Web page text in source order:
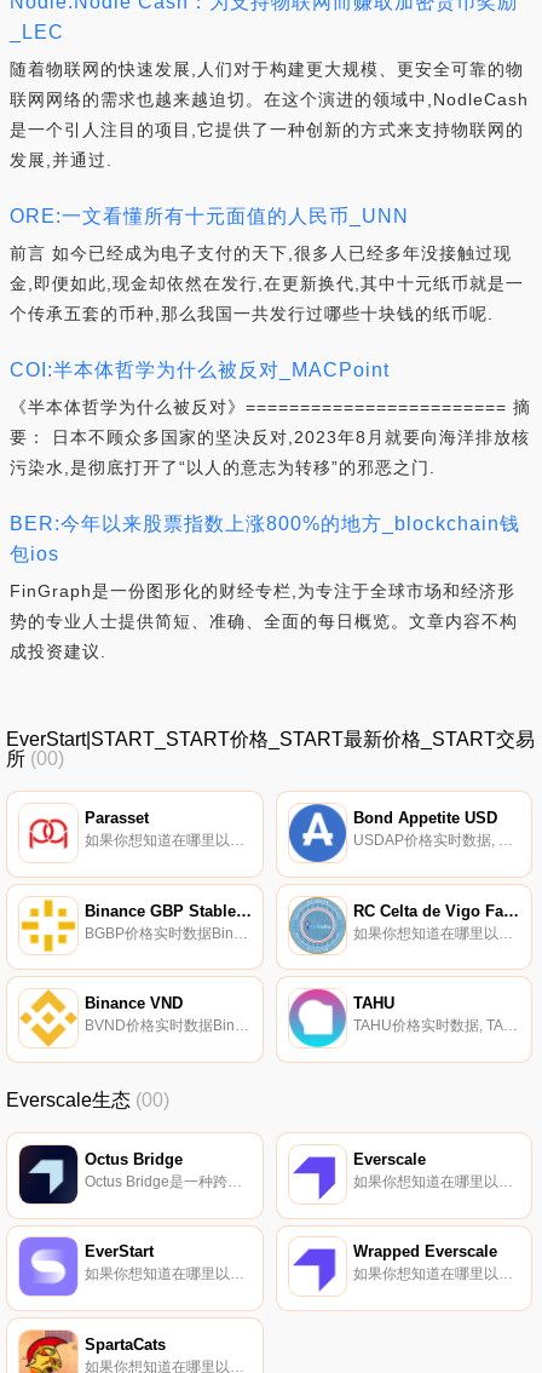
_LEC
随着物联网的快速发展,人们对于构建更大规模、更安全可靠的物
联网网络的需求也越来越迫切。在这个演进的领域中,NodleCash
是一个引人注目的项目,它提供了一种创新的方式来支持物联网的
发展,并通过.
ORE:一文看懂所有十元面值的人民币_UNN
前言 如今已经成为电子支付的天下,很多人已经多年没接触过现
金,即便如此,现金却依然在发行,在更新换代,其中十元纸币就是一
个传承五套的币种,那么我国一共发行过哪些十块钱的纸币呢.
COI:半本体哲学为什么被反对_MACPoint
《半本体哲学为什么被反对》======================== 摘
要： 日本不顾众多国家的坚决反对,2023年8月就要向海洋排放核
污染水,是彻底打开了“以人的意志为转移”的邪恶之门.
BER:今年以来股票指数上涨800%的地方_blockchain钱
包ios
FinGraph是一份图形化的财经专栏,为专注于全球市场和经济形
势的专业人士提供简短、准确、全面的每日概览。文章内容不构
成投资建议.
EverStart|START_START价格_START最新价格_START交易
所 (00)
Parasset
如果你想知道在哪里以当前价格购买Parasset,目前交易{Parasset]股票的顶级加密货币交易所是DODO（BSC）。您可以在我们的加密货币交易所页面上找到其他列表。PUSD、PETH、PBTC等{二进制}由协议抵押品生成,并以1:1的内在价值锚定基础资产.
Bond Appetite USD
USDAP价格实时数据, BondAppétit是第一个也是唯一一个拥有稳定币的DeFi协议（截至2021年4月）,该稳定币完全由具有固定定期收入的现实世界资产支持。企业可以从协议中借款（法定货币和加密货币）,提供债券作为抵押品。BondAppétit是以太坊DeFi生态系统的一部分.
Binance GBP Stable Coin RC Celta de Vigo Fan Token
Binance VND
BVND价格实时数据Binance VND（BVND）是一种与越南盾（VND）挂钩的BEP2稳定币。BVND将可在币安交易所以1｛BVND}＝1越南盾的汇率直接购买和兑换.
TAHU
TAHU价格实时数据, TAHU是一个创新的NFT平台,源于前沿媒体行业和区块链技术的会议,提供丰富的互动内容,释放AAA级媒体行业的创造力。Tahu是第一个提供3D实时媒体的NFT平台。Tahu允许创作者销售各种各样的内容类型.
Everscale生态 (00)
Octus Bridge
Octus Bridge是一种跨链互操作性和流动性转移协议,可以在各种区块链（目前为5个：BSC、ETH、Polygon、Everscale、Fantom）之间进行资产的去中心化转移。从Everscale网络的商业模式来看,该协议也可以被视为去中心化银行的类似物.
Everscale
EverStart
如果你想知道在哪里以当前价格购买EverStart,目前交易{EverStart]股票的顶级加密货币交易所是FlatQube交易所。您可以在我们的加密货币交易所页面上找到其他列表。DAO控制的多链启动平台与策划的项目相连接.
Wrapped Everscale
如果你想知道在哪里以当前价格购买Wrapped Everscale,目前交易{Wrapped Everscale]股票的顶级加密货币交易所是FlatQube交易所。您可以在我们的加密货币交易所页面上找到其他列表.
SpartaCats
如果你想知道在哪里以当前价格购买SpartaCats,目前交易{SpartaCats]股票的顶级加密货币交易所是FlatQube交易所。您可以在我们的加密货币交易所页面上找到其他列表.